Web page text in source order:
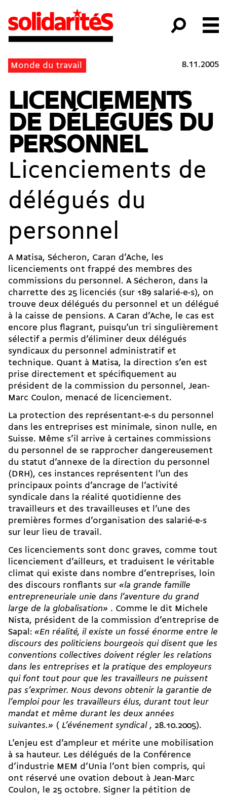
Monde du travail 8.11.2005
LICENCIEMENTS
DE DÉLÉGUÉS DU
PERSONNEL
Licenciements de
délégués du
personnel
A Matisa, Sécheron, Caran d’Ache, les
licenciements ont frappé des membres des
commissions du personnel. A Sécheron, dans la
charrette des 25 licenciés (sur 189 salarié-e-s), on
trouve deux délégués du personnel et un délégué
à la caisse de pensions. A Caran d’Ache, le cas est
encore plus flagrant, puisqu’un tri singulièrement
sélectif a permis d’éliminer deux délégués
syndicaux du personnel administratif et
technique. Quant à Matisa, la direction s’en est
prise directement et spécifiquement au
président de la commission du personnel, Jean-
Marc Coulon, menacé de licenciement.
La protection des représentant-e-s du personnel
dans les entreprises est minimale, sinon nulle, en
Suisse. Même s’il arrive à certaines commissions
du personnel de se rapprocher dangereusement
du statut d’annexe de la direction du personnel
(DRH), ces instances représentent l’un des
principaux points d’ancrage de l’activité
syndicale dans la réalité quotidienne des
travailleurs et des travailleuses et l’une des
premières formes d’organisation des salarié-e-s
sur leur lieu de travail.
Ces licenciements sont donc graves, comme tout
licenciement d’ailleurs, et traduisent le véritable
climat qui existe dans nombre d’entreprises, loin
des discours ronflants sur «la grande famille
entrepreneuriale unie dans l’aventure du grand
large de la globalisation» . Comme le dit Michele
Nista, président de la commission d’entreprise de
Sapal: «En réalité, il existe un fossé énorme entre le
discours des politiciens bourgeois qui disent que les
conventions collectives doivent régler les relations
dans les entreprises et la pratique des employeurs
qui font tout pour que les travailleurs ne puissent
pas s’exprimer. Nous devons obtenir la garantie de
l’emploi pour les travailleurs élus, durant tout leur
mandat et même durant les deux années
suivantes.» ( L’événement syndical , 28.10.2005).
L’enjeu est d’ampleur et mérite une mobilisation
à sa hauteur. Les délégués de la Conférence
d’industrie MEM d’Unia l’ont bien compris, qui
ont réservé une ovation debout à Jean-Marc
Coulon, le 25 octobre. Signer la pétition de